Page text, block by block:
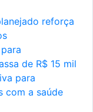
reforça
de R$ 15 mil
para
com a saúde